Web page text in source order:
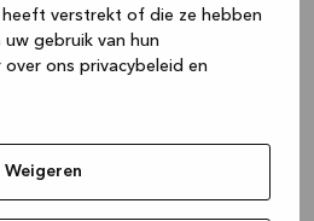
verstrekt of die ze hebben
gebruik van hun
over ons privacybeleid en
Weigeren
(see the browser console for more
.